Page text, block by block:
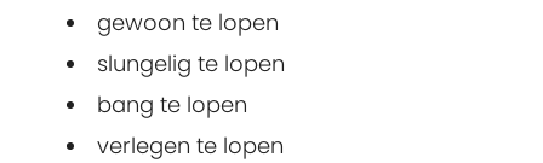
gewoon te lopen
slungelig te lopen
bang te lopen
verlegen te lopen